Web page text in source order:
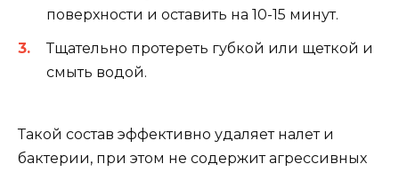
поверхности и оставить на 10-15 минут.
Тщательно протереть губкой или щеткой и
смыть водой.
Такой состав эффективно удаляет налет и
бактерии, при этом не содержит агрессивных